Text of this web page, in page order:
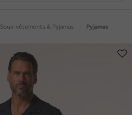
Sous-vêtements & Pyjamas Pyjamas